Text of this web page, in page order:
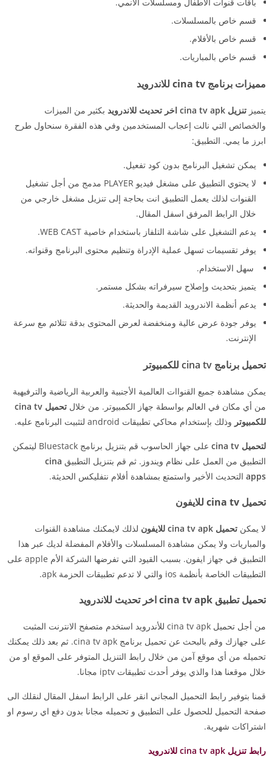
قسم خاص بالمسلسلات.
قسم خاص بالأفلام.
قسم خاص بالمباريات.
مميزات برنامج cina tv للاندرويد
يتميز تنزيل cina tv apk اخر تحديث للاندرويد
بكثير من الميزات
والخصائص التي نالت إعجاب المستخدمين وفي هذه الفقرة سنحاول طرح
ابرز ما يمي. التطبيق:
يمكن تشغيل البرنامج بدون كود تفعيل.
لا يحتوي التطبيق على مشغل فيديو PLAYER مدمج من أجل تشغيل
القنوات لذلك يعمل التطبيق انت بحاجة إلى تنزيل مشغل خارجي من
خلال الرابط المرفق اسفل المقال.
يدعم التشغيل على شاشة التلفاز باستخدام خاصية WEB CAST.
يوفر تقسيمات تسهل عملية الإدراة وتنظيم محتوى البرنامج وقنواته.
سهل الاستخدام.
يتميز بتحديث وإصلاح سيرفراته بشكل مستمر.
يدعم أنظمة الاندرويد القديمة والحديثة.
يوفر جودة عرض عالية ومنخفضة لعرض المحتوى بدقة تتلائم مع سرعة
الإنترنت.
تحميل برنامج cina tv للكمبيوتر
يمكن مشاهدة جميع القنواات العالمية الأجنبية والعربية الرياضية والترفيهية
من أي مكان في العالم بواسطة جهاز الكمبيوتر. من خلال
تحميل cina tv
للكمبيوتر وذلك بإستخدام محاكي تطبيقات android لتثبيت البرنامج عليه.
لتحميل cina tv
على جهاز الحاسوب قم بتنزيل برنامج Bluestack ليتمكن
التطبيق من العمل على نظام ويندوز. ثم قم بتنزيل التطبيق cina
apps التحديث الأخير واستمتع بمشاهدة أفلام نتفليكس الحديثة.
تحميل cina tv للايفون
لا يمكن تحميل cina tv apk للايفون
لذلك لايمكنك مشاهدة القنوات
والمباريات ولا يمكن مشاهدة المسلسلات والأفلام المفضلة لديك عبر هذا
التطبيق في جهاز ايفون. بسبب القيود التي تفرضها الشركة الأم apple على
التطبيقات الخاصة بأنظمة ios والتي لا تدعم تطبيقات الحزمة apk.
تحميل تطبيق cina tv apk اخر تحديث للاندرويد
من أجل تحميل cina tv apk للأندرويد استخدم متصفح الانترنت المثبت
على جهازك وقم بالبحث عن تحميل برنامج cina tv apk. ثم بعد ذلك يمكنك
تحميله من أي موقع آمن من خلال رابط التنزيل المتوفر على الموقع او من
خلال موقعنا هذا والذي يوفر أحدث تطبيقات iptv مجانا.
قمنا بتوفير رابط التحميل المجاني انقر على الرابط اسفل المقال لنقلك الى
صفحة التحميل للحصول على التطبيق و تحميله مجانا بدون دفع اي رسوم او
اشتراكات شهرية.
رابط تنزيل cina tv apk للاندرويد